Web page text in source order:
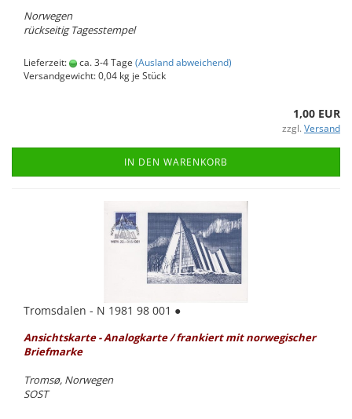
Nor­we­gen
rück­sei­tig Ta­ges­stem­pel
Lieferzeit: ca. 3-4 Tage (Ausland abweichend)
Versandgewicht:0,04 kg je Stück
1,00 EUR
zzgl. Versand
IN DEN WARENKORB
Troms­da­len - N 1981 98 001 ●
An­sichts­kar­te - Ana­log­kar­te / fran­kiert mit nor­we­gi­scher
Brief­mar­ke
Tromsø, Nor­we­gen
SOST